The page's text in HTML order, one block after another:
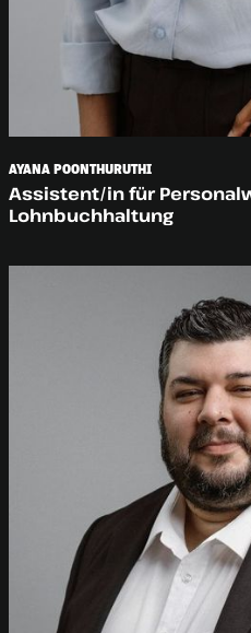
AYANA POONTHURUTHI
Assistent/in für
Lohnbuchhaltung